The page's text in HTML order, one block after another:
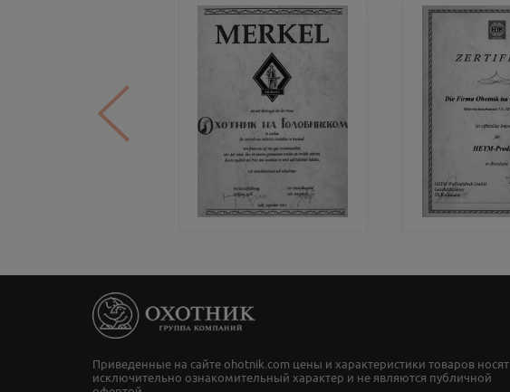
Приведенные на сайте ohotnik.com цены и характеристики товаров носят
исключительно ознакомительный характер и не являются публичной